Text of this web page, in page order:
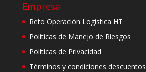
Empresa
Reto Operación Logística HT
Políticas de Manejo de Riesgos
Políticas de Privacidad
Términos y condiciones descuentos